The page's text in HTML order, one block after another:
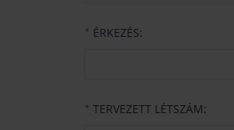
★ ÉRKEZÉS:
★ TERVEZETT LÉTSZÁM: